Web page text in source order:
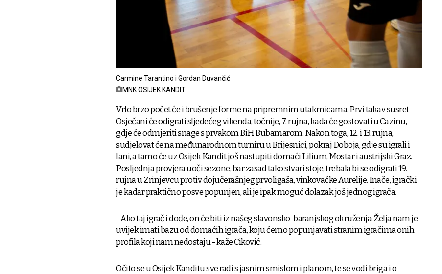
Carmine Tarantino i Gordan Duvančić
MNK OSIJEK KANDIT
Vrlo brzo počet će i brušenje forme na pripremnim utakmicama. Prvi takav susret
Osječani će odigrati sljedećeg vikenda, točnije, 7. rujna, kada će gostovati u Cazinu,
gdje će odmjeriti snage s prvakom BiH Bubamarom. Nakon toga, 12. i 13. rujna,
sudjelovat će na međunarodnom turniru u Brijesnici, pokraj Doboja, gdje su igrali i
lani, a tamo će uz Osijek Kandit još nastupiti domaći Lilium, Mostar i austrijski Graz.
Posljednja provjera uoči sezone, bar zasad tako stvari stoje, trebala bi se odigrati 19.
rujna u Zrinjevcu protiv dojučerašnjeg prvoligaša, vinkovačke Aurelije. Inače, igrački
je kadar praktično posve popunjen, ali je ipak moguć dolazak još jednog igrača.
- Ako taj igrač i dođe, on će biti iz našeg slavonsko-baranjskog okruženja. Želja nam je
uvijek imati bazu od domaćih igrača, koju ćemo popunjavati stranim igračima onih
profila koji nam nedostaju - kaže Ciković.
Očito se u Osijek Kanditu sve radi s jasnim smislom i planom, te se vodi briga i o